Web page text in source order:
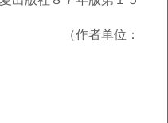
位：